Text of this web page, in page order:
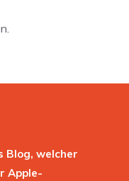
Blog, welcher
Apple-